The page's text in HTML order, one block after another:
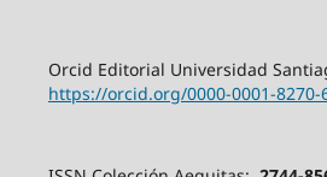
Orcid Editorial Universidad
https://orcid.org/0000-0001-8270-